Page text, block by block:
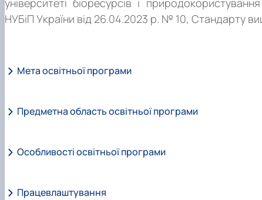
університеті біоресурсів і
НУБіП України від 26.04.2023 р. № 10, Стандарту
Мета освітньої програми
Предметна область освітньої програми
Особливості освітньої програми
Працевлаштування